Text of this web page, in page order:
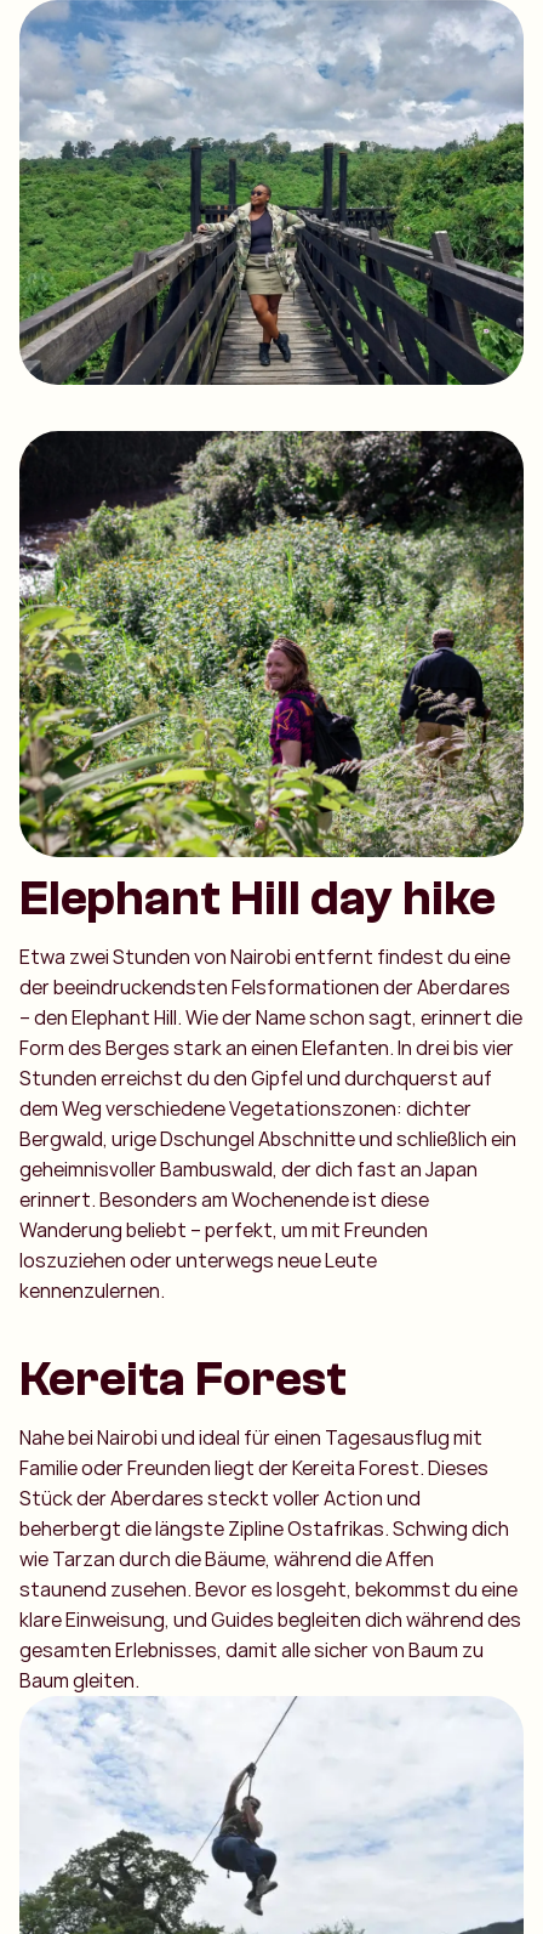
Elephant Hill day hike
Etwa zwei Stunden von Nairobi entfernt findest du eine
der beeindruckendsten Felsformationen der Aberdares
– den Elephant Hill. Wie der Name schon sagt, erinnert die
Form des Berges stark an einen Elefanten. In drei bis vier
Stunden erreichst du den Gipfel und durchquerst auf
dem Weg verschiedene Vegetationszonen: dichter
Bergwald, urige Dschungel Abschnitte und schließlich ein
geheimnisvoller Bambuswald, der dich fast an Japan
erinnert. Besonders am Wochenende ist diese
Wanderung beliebt – perfekt, um mit Freunden
loszuziehen oder unterwegs neue Leute
kennenzulernen.
Kereita Forest
Nahe bei Nairobi und ideal für einen Tagesausflug mit
Familie oder Freunden liegt der Kereita Forest. Dieses
Stück der Aberdares steckt voller Action und
beherbergt die längste Zipline Ostafrikas. Schwing dich
wie Tarzan durch die Bäume, während die Affen
staunend zusehen. Bevor es losgeht, bekommst du eine
klare Einweisung, und Guides begleiten dich während des
gesamten Erlebnisses, damit alle sicher von Baum zu
Baum gleiten.